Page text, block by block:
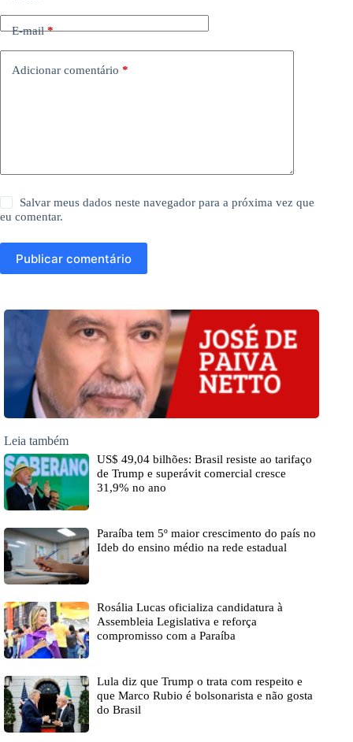
E-mail*
Adicionar comentário *
Salvar meus dados neste navegador para a próxima vez que
eu comentar.
Publicar comentário
Leia também
US$ 49,04 bilhões: Brasil resiste ao tarifaço
de Trump e superávit comercial cresce
31,9% no ano
Paraíba tem 5º maior crescimento do país no
Ideb do ensino médio na rede estadual
Rosália Lucas oficializa candidatura à
Assembleia Legislativa e reforça
compromisso com a Paraíba
Lula diz que Trump o trata com respeito e
que Marco Rubio é bolsonarista e não gosta
do Brasil